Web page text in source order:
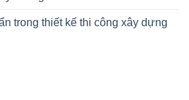
trong thiết kế thi công xây dựng